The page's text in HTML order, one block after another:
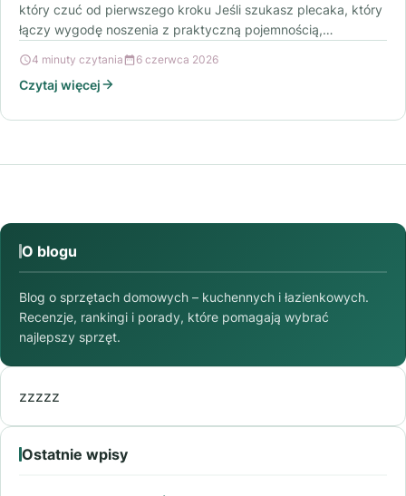
który czuć od pierwszego kroku Jeśli szukasz plecaka, który
łączy wygodę noszenia z praktyczną pojemnością,…
4 minuty czytania 6 czerwca 2026
Czytaj więcej
O blogu
Blog o sprzętach domowych – kuchennych i łazienkowych.
Recenzje, rankingi i porady, które pomagają wybrać
najlepszy sprzęt.
zzzzz
Ostatnie wpisy